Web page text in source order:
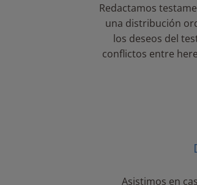
Redactamos
una distribución
los deseos del
conflictos entre
Asistimos en